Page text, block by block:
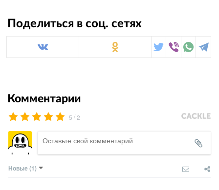
Поделиться в соц. сетях
Комментарии
5 /2
Новые (1)